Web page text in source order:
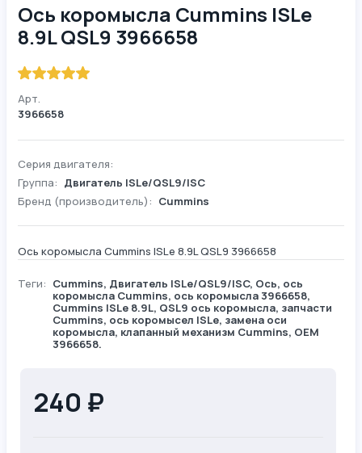
Ось коромысла Cummins ISLe
8.9L QSL9 3966658
Арт.
3966658
Серия двигателя:
Группа: Двигатель ISLe/QSL9/ISC
Бренд (производитель): Cummins
Ось коромысла Cummins ISLe 8.9L QSL9 3966658
Теги: Cummins, Двигатель ISLe/QSL9/ISC, Ось, ось
коромысла Cummins, ось коромысла 3966658,
Cummins ISLe 8.9L, QSL9 ось коромысла, запчасти
Cummins, ось коромысел ISLe, замена оси
коромысла, клапанный механизм Cummins, OEM
3966658.
240 ₽